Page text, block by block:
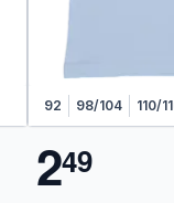
92 98/104 110/
249